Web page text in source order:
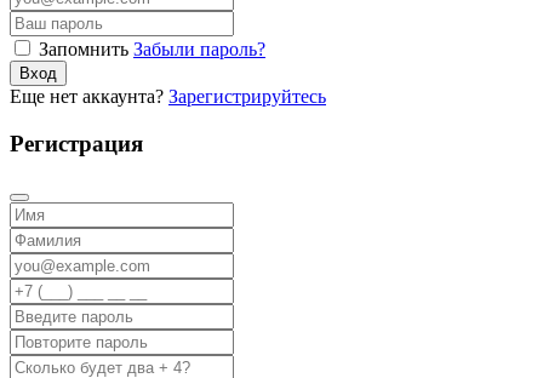
Запомнить Забыли пароль?
Вход
Еще нет аккаунта? Зарегистрируйтесь
Регистрация